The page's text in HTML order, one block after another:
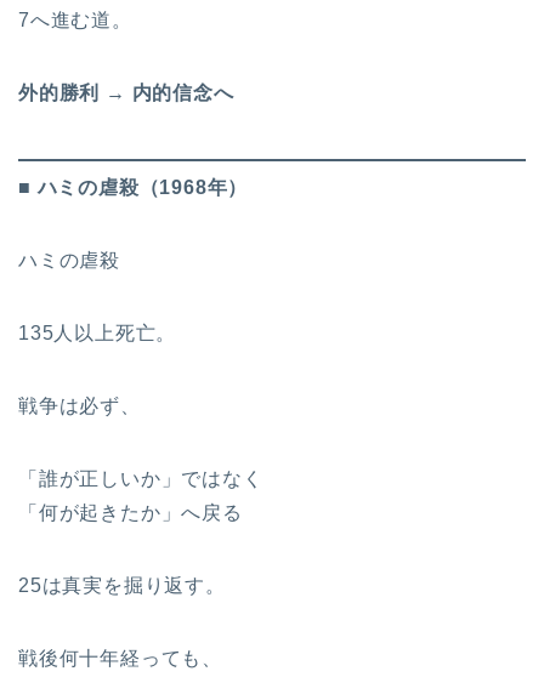
7へ進む道。
外的勝利 → 内的信念へ
■ ハミの虐殺（1968年）
ハミの虐殺
135人以上死亡。
戦争は必ず、
「誰が正しいか」ではなく
「何が起きたか」へ戻る
25は真実を掘り返す。
戦後何十年経っても、